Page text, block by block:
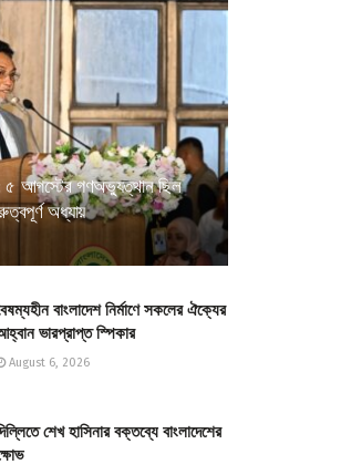
৫ আগস্টের গণঅভ্যুত্থান ছিল
অধ্যায়
বাংলাদেশ নির্মাণে সকলের ঐক্যের
ভারপ্রাপ্ত স্পিকার
August 6, 2026
শেখ হাসিনার বক্তব্যে বাংলাদেশের